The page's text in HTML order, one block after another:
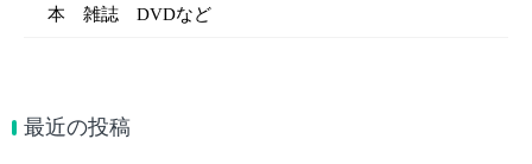
本 雑誌 DVDなど
最近の投稿